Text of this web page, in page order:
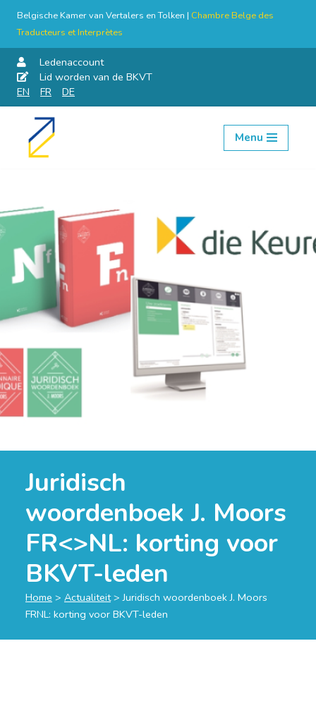
Belgische Kamer van Vertalers en Tolken | Chambre Belge des
Traducteurs et Interprètes
Ledenaccount
Lid worden van de BKVT
EN
FR DE
Skip
Menu
Juridisch
woordenboek J. Moors
FR<>NL: korting voor
BKVT-leden
Home > Actualiteit>Juridisch woordenboek J. Moors
FRNL: korting voor BKVT-leden